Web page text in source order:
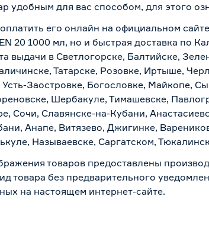
удобным для вас способом, для этого
его онлайн на официальном
20 1000 мл, но и быстрая доставка по
выдачи в Светлогорске, Балтийске,
Татарске, Розовке, Иртыше,
Заостровке, Богословке, Майкопе,
Шербакуле, Тимашевске,
Сочи, Славянске-на-Кубани,
Анапе, Витязево, Джигинке,
Называевске, Саргатском,
товаров предоставлены
товара без предварительного
на настоящем интернет-сайте.